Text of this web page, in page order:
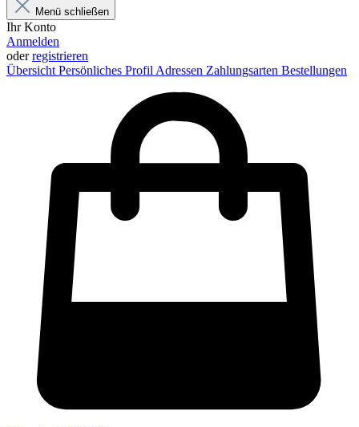
Menü schließen
Ihr Konto
Anmelden
oderregistrieren
Übersicht Persönliches Profil Adressen Zahlungsarten Bestellungen